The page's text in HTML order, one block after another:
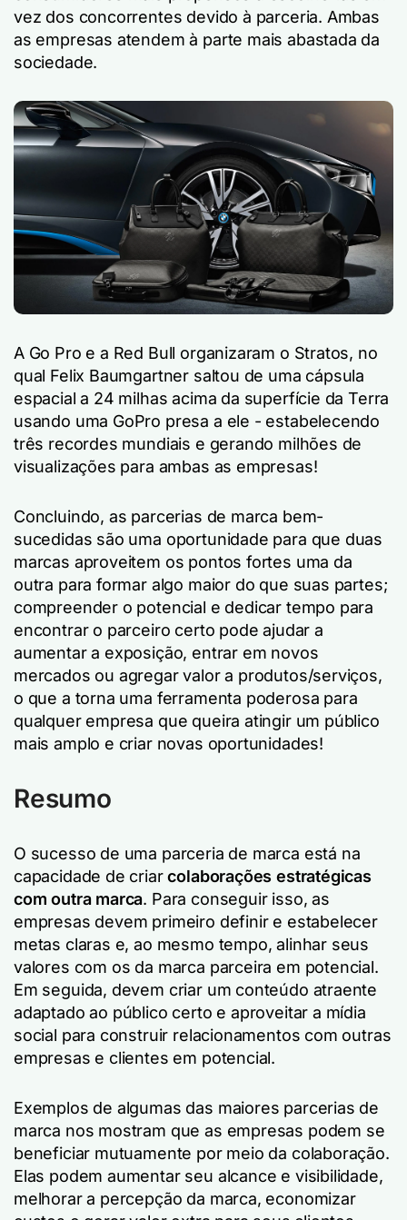
vez dos concorrentes devido à parceria. Ambas
as empresas atendem à parte mais abastada da
sociedade.
A Go Pro e a Red Bull organizaram o Stratos, no
qual Felix Baumgartner saltou de uma cápsula
espacial a 24 milhas acima da superfície da Terra
usando uma GoPro presa a ele - estabelecendo
três recordes mundiais e gerando milhões de
visualizações para ambas as empresas!
Concluindo, as parcerias de marca bem-
sucedidas são uma oportunidade para que duas
marcas aproveitem os pontos fortes uma da
outra para formar algo maior do que suas partes;
compreender o potencial e dedicar tempo para
encontrar o parceiro certo pode ajudar a
aumentar a exposição, entrar em novos
mercados ou agregar valor a produtos/serviços,
o que a torna uma ferramenta poderosa para
qualquer empresa que queira atingir um público
mais amplo e criar novas oportunidades!
Resumo
O sucesso de uma parceria de marca está na
capacidade de criarcolaborações estratégicas
com outra marca. Para conseguir isso, as
empresas devem primeiro definir e estabelecer
metas claras e, ao mesmo tempo, alinhar seus
valores com os da marca parceira em potencial.
Em seguida, devem criar um conteúdo atraente
adaptado ao público certo e aproveitar a mídia
social para construir relacionamentos com outras
empresas e clientes em potencial.
Exemplos de algumas das maiores parcerias de
marca nos mostram que as empresas podem se
beneficiar mutuamente por meio da colaboração.
Elas podem aumentar seu alcance e visibilidade,
melhorar a percepção da marca, economizar